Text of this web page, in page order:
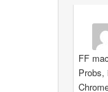
FF
Probs,